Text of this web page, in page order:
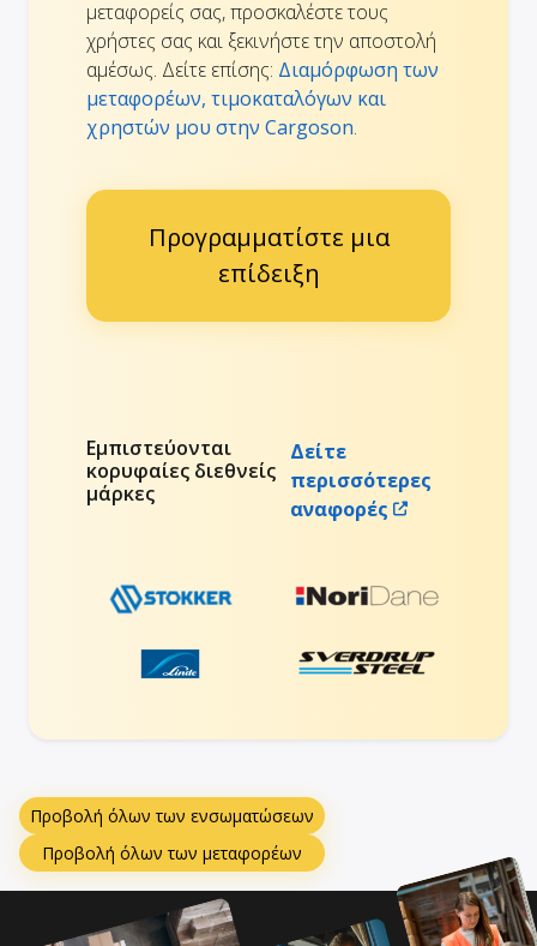
μεταφορείς σας, προσκαλέστε τους
χρήστες σας και ξεκινήστε την αποστολή
αμέσως. Δείτε επίσης: Διαμόρφωση των
μεταφορέων, τιμοκαταλόγων και
χρηστών μου στην Cargoson.
Προγραμματίστε μια
επίδειξη
Εμπιστεύονται
κορυφαίες διεθνείς
μάρκες
Δείτε
περισσότερες
αναφορές
Προβολή όλων των ενσωματώσεων
Προβολή όλων των μεταφορέων